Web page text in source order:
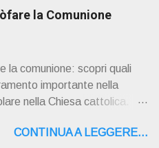
non pregiudiziale su don
tempi di vita l'ho scelto
" ERO "CURATO" …
Via San Giovanni
045 8201679 – Cell.
R icordo che qualche
, " DIARIO DI UN
la Comunione
la comunione: scopri quali
importante nella
nella Chiesa cattolica.
vino consacrati. Tuttavia, ci
CONTINUA A LEGGERE...